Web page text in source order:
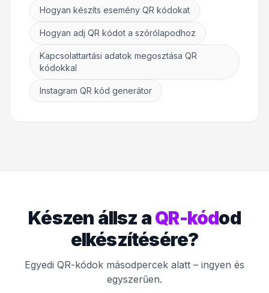
Hogyan készíts esemény QR kódokat
Hogyan adj QR kódot a szórólapodhoz
Kapcsolattartási adatok megosztása QR
kódokkal
Instagram QR kód generátor
Készen állsz aQR-kódod
elkészítésére?
Egyedi QR-kódok másodpercek alatt – ingyen és
egyszerűen.